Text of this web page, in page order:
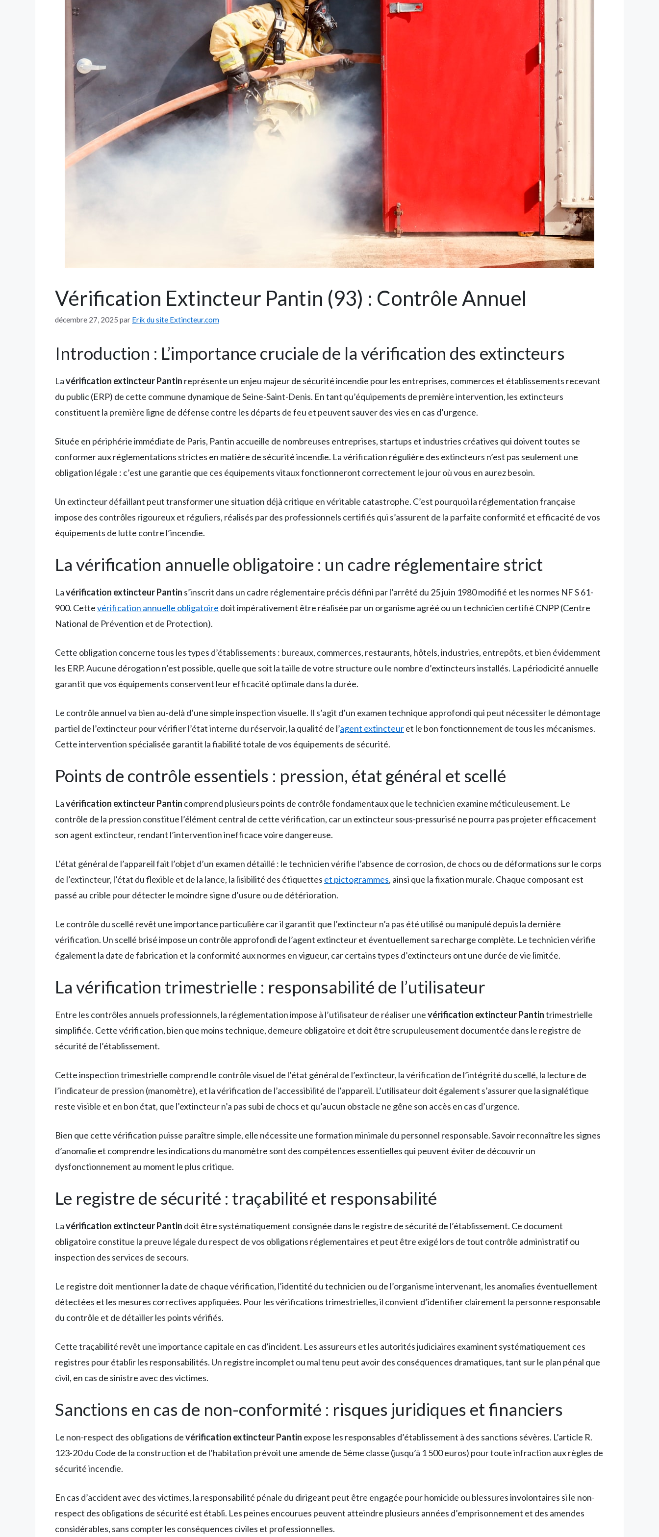
Vérification Extincteur Pantin (93) : Contrôle Annuel
décembre 27, 2025 par Erik du site Extincteur.com
Introduction : L’importance cruciale de la vérification des extincteurs
Lavérification extincteur Pantin représente un enjeu majeur de sécurité incendie pour les entreprises, commerces et établissements recevant
du public (ERP) de cette commune dynamique de Seine-Saint-Denis. En tant qu’équipements de première intervention, les extincteurs
constituent la première ligne de défense contre les départs de feu et peuvent sauver des vies en cas d’urgence.
Située en périphérie immédiate de Paris, Pantin accueille de nombreuses entreprises, startups et industries créatives qui doivent toutes se
conformer aux réglementations strictes en matière de sécurité incendie. La vérification régulière des extincteurs n’est pas seulement une
obligation légale : c’est une garantie que ces équipements vitaux fonctionneront correctement le jour où vous en aurez besoin.
Un extincteur défaillant peut transformer une situation déjà critique en véritable catastrophe. C’est pourquoi la réglementation française
impose des contrôles rigoureux et réguliers, réalisés par des professionnels certifiés qui s’assurent de la parfaite conformité et efficacité de vos
équipements de lutte contre l’incendie.
La vérification annuelle obligatoire : un cadre réglementaire strict
Lavérification extincteur Pantin s’inscrit dans un cadre réglementaire précis défini par l’arrêté du 25 juin 1980 modifié et les normes NF S 61-
900. Cettevérification annuelle obligatoire doit impérativement être réalisée par un organisme agréé ou un technicien certifié CNPP (Centre
National de Prévention et de Protection).
Cette obligation concerne tous les types d’établissements : bureaux, commerces, restaurants, hôtels, industries, entrepôts, et bien évidemment
les ERP. Aucune dérogation n’est possible, quelle que soit la taille de votre structure ou le nombre d’extincteurs installés. La périodicité annuelle
garantit que vos équipements conservent leur efficacité optimale dans la durée.
Le contrôle annuel va bien au-delà d’une simple inspection visuelle. Il s’agit d’un examen technique approfondi qui peut nécessiter le démontage
partiel de l’extincteur pour vérifier l’état interne du réservoir, la qualité de l’agent extincteuret le bon fonctionnement de tous les mécanismes.
Cette intervention spécialisée garantit la fiabilité totale de vos équipements de sécurité.
Points de contrôle essentiels : pression, état général et scellé
Lavérification extincteur Pantin comprend plusieurs points de contrôle fondamentaux que le technicien examine méticuleusement. Le
contrôle de la pression constitue l’élément central de cette vérification, car un extincteur sous-pressurisé ne pourra pas projeter efficacement
son agent extincteur, rendant l’intervention inefficace voire dangereuse.
L’état général de l’appareil fait l’objet d’un examen détaillé : le technicien vérifie l’absence de corrosion, de chocs ou de déformations sur le corps
de l’extincteur, l’état du flexible et de la lance, la lisibilité des étiquettes et pictogrammes, ainsi que la fixation murale. Chaque composant est
passé au crible pour détecter le moindre signe d’usure ou de détérioration.
Le contrôle du scellé revêt une importance particulière car il garantit que l’extincteur n’a pas été utilisé ou manipulé depuis la dernière
vérification. Un scellé brisé impose un contrôle approfondi de l’agent extincteur et éventuellement sa recharge complète. Le technicien vérifie
également la date de fabrication et la conformité aux normes en vigueur, car certains types d’extincteurs ont une durée de vie limitée.
La vérification trimestrielle : responsabilité de l’utilisateur
Entre les contrôles annuels professionnels, la réglementation impose à l’utilisateur de réaliser unevérification extincteur Pantintrimestrielle
simplifiée. Cette vérification, bien que moins technique, demeure obligatoire et doit être scrupuleusement documentée dans le registre de
sécurité de l’établissement.
Cette inspection trimestrielle comprend le contrôle visuel de l’état général de l’extincteur, la vérification de l’intégrité du scellé, la lecture de
l’indicateur de pression (manomètre), et la vérification de l’accessibilité de l’appareil. L’utilisateur doit également s’assurer que la signalétique
reste visible et en bon état, que l’extincteur n’a pas subi de chocs et qu’aucun obstacle ne gêne son accès en cas d’urgence.
Bien que cette vérification puisse paraître simple, elle nécessite une formation minimale du personnel responsable. Savoir reconnaître les signes
d’anomalie et comprendre les indications du manomètre sont des compétences essentielles qui peuvent éviter de découvrir un
dysfonctionnement au moment le plus critique.
Le registre de sécurité : traçabilité et responsabilité
Lavérification extincteur Pantin doit être systématiquement consignée dans le registre de sécurité de l’établissement. Ce document
obligatoire constitue la preuve légale du respect de vos obligations réglementaires et peut être exigé lors de tout contrôle administratif ou
inspection des services de secours.
Le registre doit mentionner la date de chaque vérification, l’identité du technicien ou de l’organisme intervenant, les anomalies éventuellement
détectées et les mesures correctives appliquées. Pour les vérifications trimestrielles, il convient d’identifier clairement la personne responsable
du contrôle et de détailler les points vérifiés.
Cette traçabilité revêt une importance capitale en cas d’incident. Les assureurs et les autorités judiciaires examinent systématiquement ces
registres pour établir les responsabilités. Un registre incomplet ou mal tenu peut avoir des conséquences dramatiques, tant sur le plan pénal que
civil, en cas de sinistre avec des victimes.
Sanctions en cas de non-conformité : risques juridiques et financiers
Le non-respect des obligations devérification extincteur Pantin expose les responsables d’établissement à des sanctions sévères. L’article R.
123-20 du Code de la construction et de l’habitation prévoit une amende de 5ème classe (jusqu’à 1 500 euros) pour toute infraction aux règles de
sécurité incendie.
En cas d’accident avec des victimes, la responsabilité pénale du dirigeant peut être engagée pour homicide ou blessures involontaires si le non-
respect des obligations de sécurité est établi. Les peines encourues peuvent atteindre plusieurs années d’emprisonnement et des amendes
considérables, sans compter les conséquences civiles et professionnelles.